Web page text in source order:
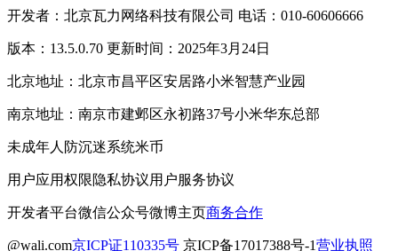
开发者：北京瓦力网络科技有限公司 电话：010-60606666
版本：13.5.0.70 更新时间：2025年3月24日
北京地址：北京市昌平区安居路小米智慧产业园
南京地址：南京市建邺区永初路37号小米华东总部
未成年人防沉迷系统米币
用户应用权限隐私协议用户服务协议
开发者平台微信公众号微博主页商务合作
@wali.com京ICP证110335号 京ICP备17017388号-1营业执照